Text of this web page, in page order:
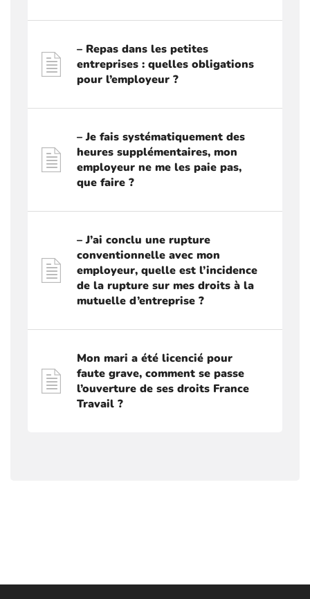
– Repas dans les petites
entreprises : quelles obligations
pour l’employeur ?
– Je fais systématiquement des
heures supplémentaires, mon
employeur ne me les paie pas,
que faire ?
– J’ai conclu une rupture
conventionnelle avec mon
employeur, quelle est l’incidence
de la rupture sur mes droits à la
mutuelle d’entreprise ?
Mon mari a été licencié pour
faute grave, comment se passe
l’ouverture de ses droits France
Travail ?